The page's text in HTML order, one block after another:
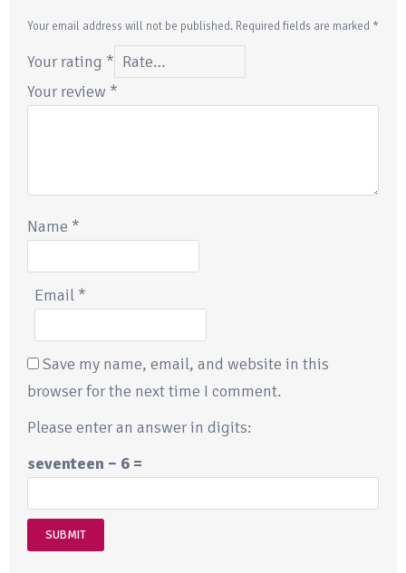
Your email address will not be published. Required fields are marked *
Your rating *
Your review *
Name *
Email *
Save my name, email, and website in this
browser for the next time I comment.
Please enter an answer in digits:
seventeen − 6 =